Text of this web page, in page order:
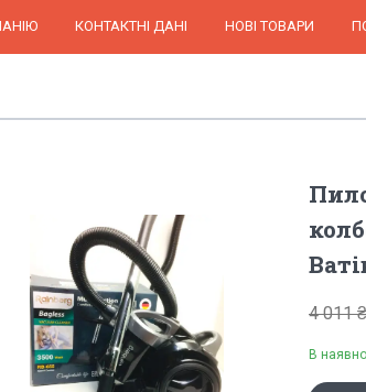
КОНТАКТНІ ДАНІ НОВІ ТОВАРИ
4 011 ₴
В